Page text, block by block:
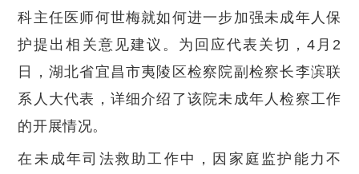
科主任医师何世梅就如何进一步加强未成年人保
护提出相关意见建议。为回应代表关切，4月2
日，湖北省宜昌市夷陵区检察院副检察长李滨联
系人大代表，详细介绍了该院未成年人检察工作
的开展情况。
在未成年司法救助工作中，因家庭监护能力不